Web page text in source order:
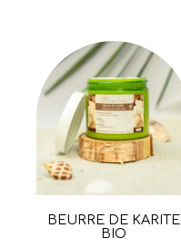
Aperçu rapide
BEURRE DE KARITÉ
BIO